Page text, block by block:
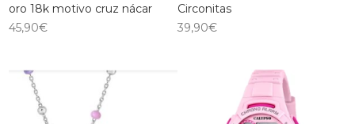
oro 18k motivo cruz nácar
45,90€
Circonitas
39,90€